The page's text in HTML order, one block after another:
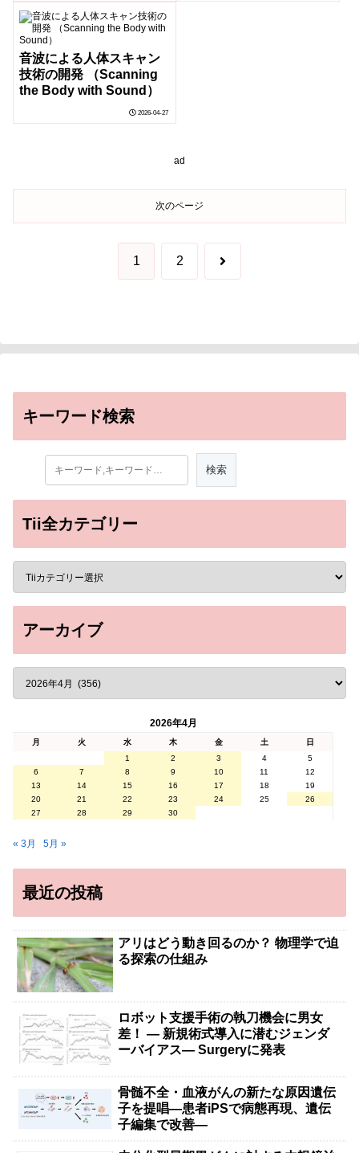
音波による人体スキャン
技術の開発 （Scanning
the Body with Sound）
2026-04-27
ad
次のページ
1 2 次
キーワード検索
Tii全カテゴリー
アーカイブ
2026年4月
月 火 水 木 金 土
日
1
2 3 4
5
6
7 8 9 10 11
12
13
14 15 16 17 18
19
20
21 22 23 24 25
26
27
28 29 30
« 3月 5月 »
最近の投稿
アリはどう動き回るのか？ 物理学で迫
る探索の仕組み
ロボット支援手術の執刀機会に男女
差！ — 新規術式導入に潜むジェンダ
ーバイアス— Surgeryに発表
骨髄不全・血液がんの新たな原因遺伝
子を提唱―患者iPSで病態再現、遺伝
子編集で改善―